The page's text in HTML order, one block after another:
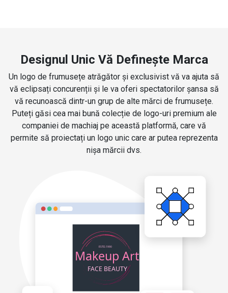
Designul Unic Vă Definește Marca
Un logo de frumusețe atrăgător și exclusivist vă va ajuta să
vă eclipsați concurenții și le va oferi spectatorilor șansa să
vă recunoască dintr-un grup de alte mărci de frumusețe.
Puteți găsi cea mai bună colecție de logo-uri premium ale
companiei de machiaj pe această platformă, care vă
permite să proiectați un logo unic care ar putea reprezenta
nișa mărcii dvs.